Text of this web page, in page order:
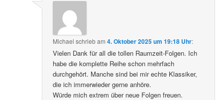
Michael schriebam4. Oktober 2025 um 19:18 Uhr:
Vielen Dank für all die tollen Raumzeit-Folgen. Ich
habe die komplette Reihe schon mehrfach
durchgehört. Manche sind bei mir echte Klassiker,
die ich immerwieder gerne anhöre.
Würde mich extrem über neue Folgen freuen.